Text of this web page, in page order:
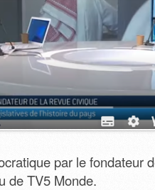
par le fondateur
de TV5 Monde.